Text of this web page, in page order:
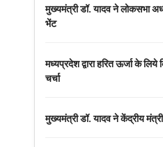
मुख्यमंत्री डॉ. यादव ने लोकसभा
भेंट
मध्यप्रदेश द्वारा हरित ऊर्जा के लिये
चर्चा
मुख्यमंत्री डॉ. यादव ने केंद्रीय